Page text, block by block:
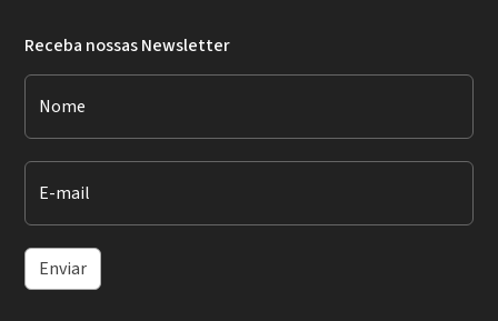
Receba nossas Newsletter
Nome
E-mail
Enviar